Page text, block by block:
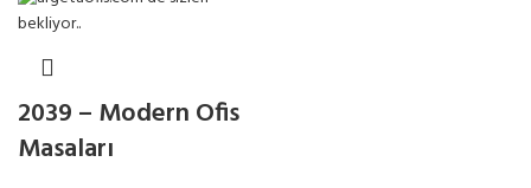
2039 – Modern Ofis
Masaları